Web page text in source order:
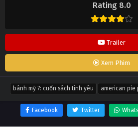
Rating 8.0
Trailer
Xem Phim
bánh mỹ 7: cuốn sách tình yêu american pie
Facebook Twitter